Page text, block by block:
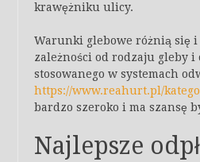
krawężniku ulicy.
Warunki glebowe różnią się i
zależności od rodzaju gleby i
stosowanego w systemach
https://www.reahurt.pl/
bardzo szeroko i ma szansę
Najlepsze